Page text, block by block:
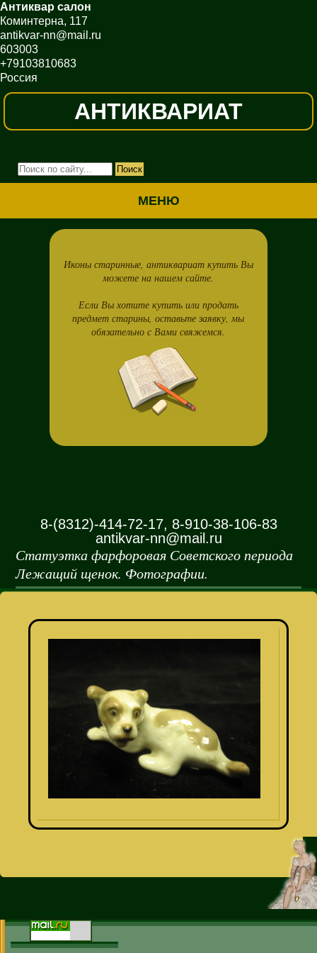
Антиквар салон
Коминтерна, 117
antikvar-nn@mail.ru
603003
+79103810683
Россия
АНТИКВАРИАТ
МЕНЮ
Иконы старинные, антиквариат купить Вы
можете на нашем сайте.
Если Вы хотите купить или продать
предмет старины, оставьте заявку, мы
обязательно с Вами свяжемся.
8-(8312)-414-72-17, 8-910-38-106-83
antikvar-nn@mail.ru
Статуэтка фарфоровая Советского периода
Лежащий щенок. Фотографии.